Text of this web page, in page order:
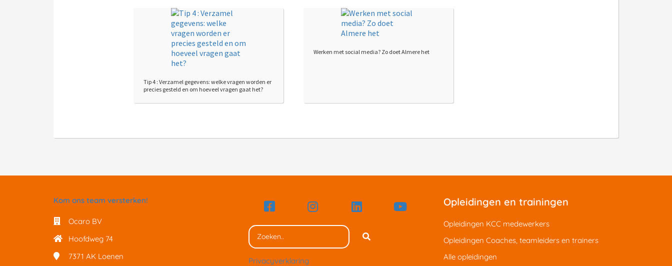
Tip 4 : Verzamel gegevens: welke vragen worden er
precies gesteld en om hoeveel vragen gaat het?
Werken met social media? Zo doet Almere het
Kom ons team versterken!
Ocaro BV
Hoofdweg 74
7371 AK Loenen Privacyverklaring
Opleidingen en trainingen
Opleidingen KCC medewerkers
Opleidingen Coaches, teamleiders en trainers
Alle opleidingen